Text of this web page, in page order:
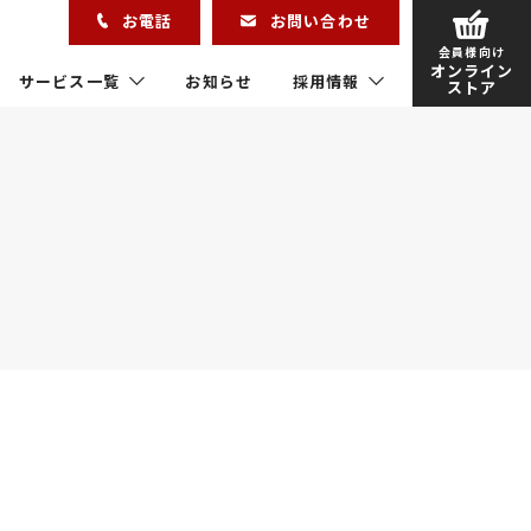
サービス一覧 お知らせ 採用情報
お電話 お問い合わせ
会員様向け
オンライン
ストア